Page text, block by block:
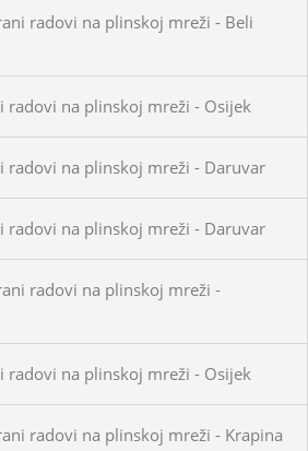
radovi na plinskoj mreži - Beli
radovi na plinskoj mreži - Osijek
radovi na plinskoj mreži - Daruvar
radovi na plinskoj mreži - Daruvar
radovi na plinskoj mreži -
radovi na plinskoj mreži - Osijek
radovi na plinskoj mreži - Krapina